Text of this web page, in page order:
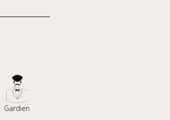
Gardien